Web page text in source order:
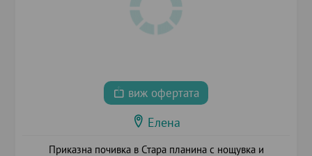
виж офертата
Елена
Приказна почивка в Стара планина с нощувка и